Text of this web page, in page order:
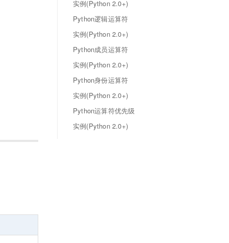
实例(Python 2.0+)
Python逻辑运算符
实例(Python 2.0+)
Python成员运算符
实例(Python 2.0+)
Python身份运算符
实例(Python 2.0+)
Python运算符优先级
实例(Python 2.0+)